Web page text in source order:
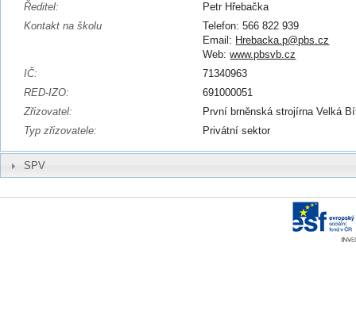
Ředitel:
Petr Hřebačka
Kontakt na školu
Telefon: 566 822 939
Email: Hrebacka.p@pbs.cz
Web:www.pbsvb.cz
IČ:
71340963
RED-IZO:
691000051
Zřizovatel:
První brněnská strojírna Velká
Typ zřizovatele:
Privátní sektor
SPV